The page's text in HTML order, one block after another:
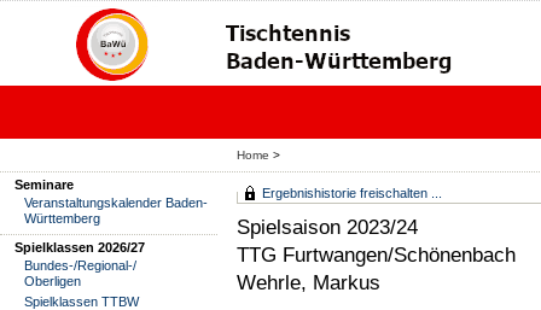
Home >
Seminare
Veranstaltungskalender Baden-
Württemberg
Spielklassen 2026/27
Bundes-/Regional-/
Oberligen
Spielklassen TTBW
Ergebnishistorie freischalten ...
Spielsaison 2023/24
TTG Furtwangen/Schönenbach
Wehrle, Markus